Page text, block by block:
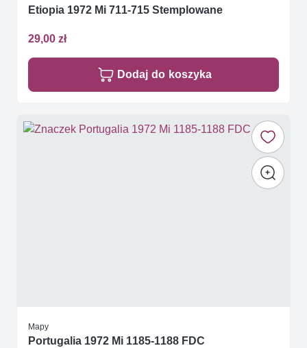
Etiopia 1972 Mi 711-715 Stemplowane
29,00 zł
Dodaj do koszyka
Mapy
Portugalia 1972 Mi 1185-1188 FDC